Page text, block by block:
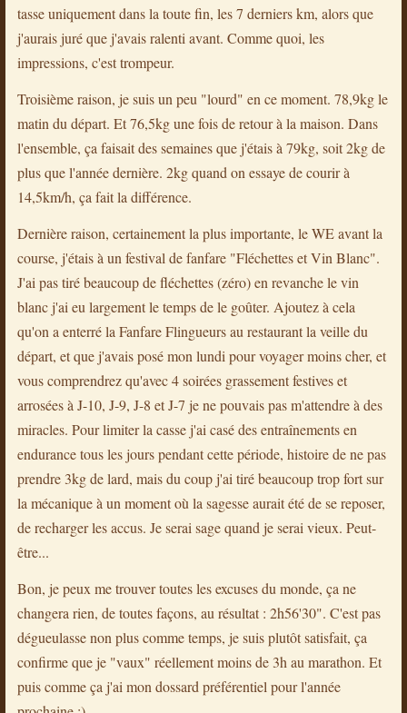
tasse uniquement dans la toute fin, les 7 derniers km, alors que
j'aurais juré que j'avais ralenti avant. Comme quoi, les
impressions, c'est trompeur.
Troisième raison, je suis un peu "lourd" en ce moment. 78,9kg le
matin du départ. Et 76,5kg une fois de retour à la maison. Dans
l'ensemble, ça faisait des semaines que j'étais à 79kg, soit 2kg de
plus que l'année dernière. 2kg quand on essaye de courir à
14,5km/h, ça fait la différence.
Dernière raison, certainement la plus importante, le WE avant la
course, j'étais à un festival de fanfare "Fléchettes et Vin Blanc".
J'ai pas tiré beaucoup de fléchettes (zéro) en revanche le vin
blanc j'ai eu largement le temps de le goûter. Ajoutez à cela
qu'on a enterré la Fanfare Flingueurs au restaurant la veille du
départ, et que j'avais posé mon lundi pour voyager moins cher, et
vous comprendrez qu'avec 4 soirées grassement festives et
arrosées à J-10, J-9, J-8 et J-7 je ne pouvais pas m'attendre à des
miracles. Pour limiter la casse j'ai casé des entraînements en
endurance tous les jours pendant cette période, histoire de ne pas
prendre 3kg de lard, mais du coup j'ai tiré beaucoup trop fort sur
la mécanique à un moment où la sagesse aurait été de se reposer,
de recharger les accus. Je serai sage quand je serai vieux. Peut-
être...
Bon, je peux me trouver toutes les excuses du monde, ça ne
changera rien, de toutes façons, au résultat : 2h56'30". C'est pas
dégueulasse non plus comme temps, je suis plutôt satisfait, ça
confirme que je "vaux" réellement moins de 3h au marathon. Et
puis comme ça j'ai mon dossard préférentiel pour l'année